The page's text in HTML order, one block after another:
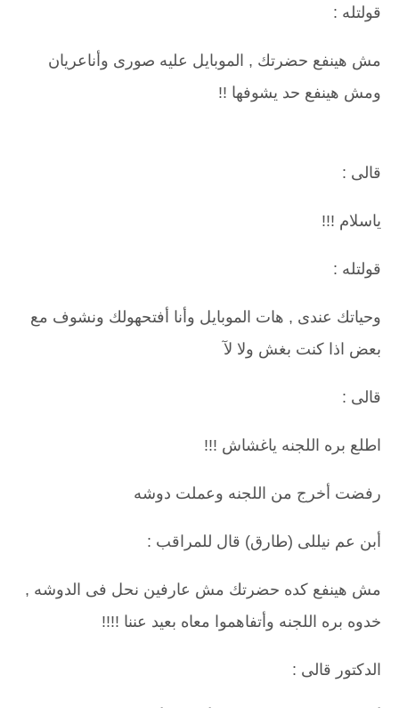
قولتله :
مش هينفع حضرتك , الموبايل عليه صورى وأناعريان
ومش هينفع حد يشوفها !!
قالى :
ياسلام !!!
قولتله :
وحياتك عندى , هات الموبايل وأنا أفتحهولك ونشوف مع
بعض اذا كنت بغش ولا لآ
قالى :
اطلع بره اللجنه ياغشاش !!!
رفضت أخرج من اللجنه وعملت دوشه
أبن عم نيللى (طارق) قال للمراقب :
مش هينفع كده حضرتك مش عارفين نحل فى الدوشه ,
خدوه بره اللجنه وأتفاهموا معاه بعيد عننا !!!!
الدكتور قالى :